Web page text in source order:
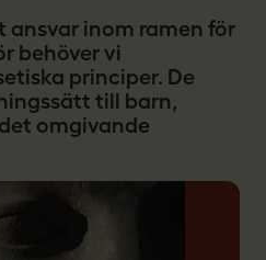
ansvar inom ramen för
behöver vi
principer. De
till barn,
omgivande